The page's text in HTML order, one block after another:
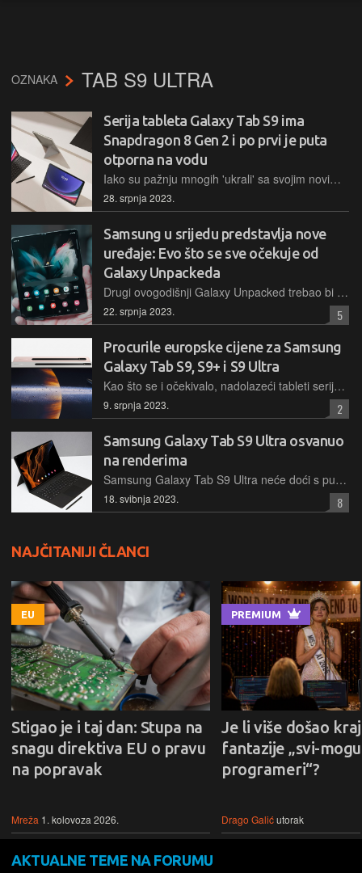
OZNAKA TAB S9 ULTRA
Serija tableta Galaxy Tab S9 ima
Snapdragon 8 Gen 2 i po prvi je puta
otporna na vodu
Iako su pažnju mnogih 'ukrali' sa svojim novim sklopivim mobitelima, Galaxy Z Flipom 5 i Z Foldom 5, Samsung je na Galaxy Unpackedu predstavio čak tri nova tableta
28. srpnja 2023.
Samsung u srijedu predstavlja nove
uređaje: Evo što se sve očekuje od
Galaxy Unpackeda
Drugi ovogodišnji Galaxy Unpacked trebao bi biti i više nego plodonosan. Očekuje se da će Samsung predstaviti nove sklopive mobitele te novu seriju pametnih satova i tableta
22. srpnja 2023. 5
Procurile europske cijene za Samsung
Galaxy Tab S9, S9+ i S9 Ultra
Kao što se i očekivalo, nadolazeći tableti serije Galaxy Tab S9, bit će skuplji od svojih prethodnika. Za početni Tab S9 bit će potrebno izdvojiti 929 eura, dok će početni Tab S9 Ultra koštati 1.369 eura
9. srpnja 2023. 2
Samsung Galaxy Tab S9 Ultra osvanuo
na renderima
Samsung Galaxy Tab S9 Ultra neće doći s puno promjena u dizajnu. Sustav kamera bit će izraženiji, kao na S23 seriji mobitela, ali ostatak bi trebao biti kao i na prošlogodišnjem modelu
18. svibnja 2023. 8
NAJČITANIJI ČLANCI
EU
Stigao je i taj dan: Stupa na
snagu direktiva EU o pravu
na popravak
Mreža 1. kolovoza 2026.
PREMIUM
Je li više došao kraj
fantazije „svi-
programeri“?
Drago Galićutorak
AKTUALNE TEME NA FORUMU